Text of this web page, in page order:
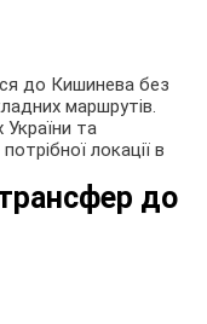
до Кишинева без
маршрутів.
України та
локації в
до